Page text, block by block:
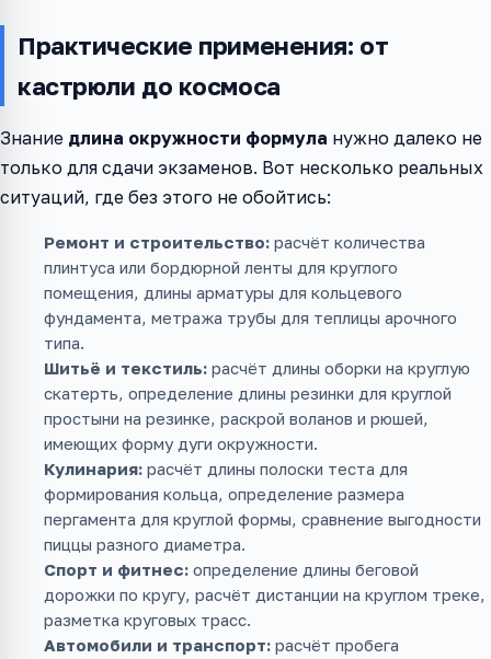
Практические применения: от
кастрюли до космоса
Знание длина окружности формула нужно далеко не
только для сдачи экзаменов. Вот несколько реальных
ситуаций, где без этого не обойтись:
Ремонт и строительство: расчёт количества
плинтуса или бордюрной ленты для круглого
помещения, длины арматуры для кольцевого
фундамента, метража трубы для теплицы арочного
типа.
Шитьё и текстиль: расчёт длины оборки на круглую
скатерть, определение длины резинки для круглой
простыни на резинке, раскрой воланов и рюшей,
имеющих форму дуги окружности.
Кулинария: расчёт длины полоски теста для
формирования кольца, определение размера
пергамента для круглой формы, сравнение выгодности
пиццы разного диаметра.
Спорт и фитнес: определение длины беговой
дорожки по кругу, расчёт дистанции на круглом треке,
разметка круговых трасс.
Автомобили и транспорт: расчёт пробега